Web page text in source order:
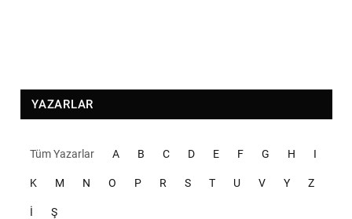
YAZARLAR
Tüm Yazarlar A B C D E F G H I
K M N O P R S T U V Y Z
İ Ş